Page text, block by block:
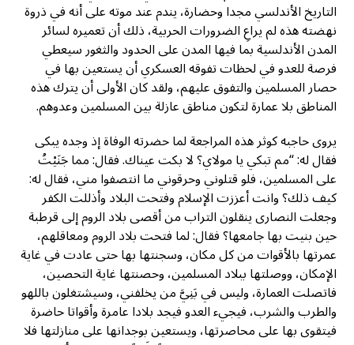
التاريخ الأندلسي مجدا وحضارة، يندم عند موته على أنه في ذروة
نهضته هذه لم يراعِ الضرورات الحربية، ذلك أن تعميره لسائر
المدن الأندلسية بما فيها المدن على الحدود والثغور سيعطي
فرصة للعدو في لحظات تفوقه العسكري أن يستعين بها في
حصار المسلمين والتفوق عليهم، ولقد كان الأولى أن يترك هذه
المناطق بلا عمارة لتكون مناطق عازلة بين المسلمين وعدوهم.
يروى حاجبه كوثر هذه المراجعة لما حضرته الوفاة إذ وجده يبكى
فقال له: “مم تبكي يا مولاي؟ لا بكت عيناك. فقال: مما جَنَيْتُ
على المسلمين، فلو قتلوني وحرقوني ما انتصفوا مني، فقال له:
كيف ذلك؟ وانت أعززت الإسلام وفتحت البلاد وأذللت الكفر
وجعلت النصارى ينقلون التراب من أقصى بلاد الروم إلى قرطبة
حين بنيت بها جامعها؟ فقال: لما فتحت بلاد الروم ومعاقلهم،
عمرتها بالأقوات من كل مكان، وسجنتها بها حتى عادت في غاية
الإمكان، ووصلتها ببلاد المسلمين، وحصنتها غاية التحصين،
فاتصلت العمارة، وليس في بَنِيَّ من يخلفني، وسيشتغلون باللهو
والطرب والشرب، فيجيء العدو فيجد بلادا عامرة وأقواتا حاضرة
فيتقوى بها على محاصرتها، ويستعين بوجدانها على منازلتها فلا